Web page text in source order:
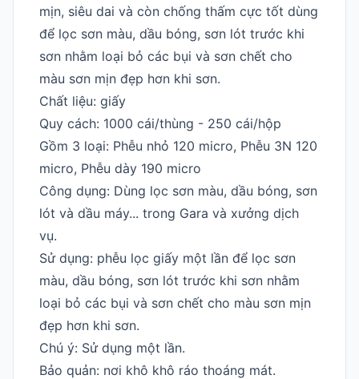
mịn, siêu dai và còn chống thấm cực tốt dùng
để lọc sơn màu, dầu bóng, sơn lót trước khi
sơn nhằm loại bỏ các bụi và sơn chết cho
màu sơn mịn đẹp hơn khi sơn.
Chất liệu: giấy
Quy cách: 1000 cái/thùng - 250 cái/hộp
Gồm 3 loại: Phễu nhỏ 120 micro, Phễu 3N 120
micro, Phễu dày 190 micro
Công dụng: Dùng lọc sơn màu, dầu bóng, sơn
lót và dầu máy... trong Gara và xưởng dịch
vụ.
Sử dụng: phễu lọc giấy một lần để lọc sơn
màu, dầu bóng, sơn lót trước khi sơn nhằm
loại bỏ các bụi và sơn chết cho màu sơn mịn
đẹp hơn khi sơn.
Chú ý: Sử dụng một lần.
Bảo quản: nơi khô khô ráo thoáng mát.